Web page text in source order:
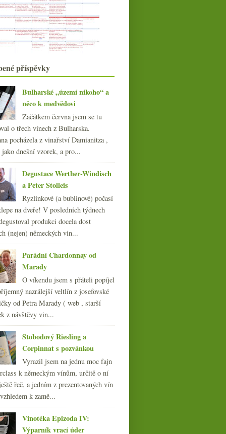
podzim …
Spaghetti con le vongole a něco
bílých vín
Svatováclavské vinice a Villa Richter
Výsledky ankety o vínech s
Nervózní a zmatený v Bořeticích
Bílé Burgundsko a Alsasko ze
supermarketu
Zůstává rozum stát…
Rulandské modré 2005 od Sůkala
Rulandské jako rulandské a gravlax
Burčák a pár pátečních reklam
Piknik v parku a bez pokuty
Kvéčko a „hladový programátor“
Pivní orgie v „The Pub“
Vinařské slavnosti v Dobřichovicích
srpna(21)
července(23)
června(25)
května(24)
dubna(23)
března
února(24)
ledna
2007 (108)
příspěvky
Bulharské „území nikoho“ a
něco k medvědovi
Začátkem června jsem se tu
o třech vínech z Bulharska.
pocházela z vinařství Damianitza ,
jako dnešní vzorek, a pro...
Degustace Werther-Windisch
a Peter Stolleis
Ryzlinkové (a bublinové) počasí
na dveře! V posledních týdnech
produkci docela dost
(nejen) německých vin...
Parádní Chardonnay od
Marady
O víkendu jsem s přáteli popíjel
nazrálejší veltlín z josefovské
od Petra Marady ( web , starší
z návštěvy vin...
Stobodový Riesling a
Corpinnat s pozvánkou
Vyrazil jsem na jednu moc fajn
k německým vínům, určitě o ní
řeč, a jedním z prezentovaných vín
k zamě...
Vinotéka Epizoda IV:
Výparník vrací úder